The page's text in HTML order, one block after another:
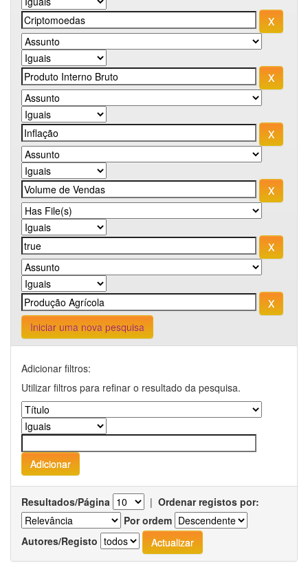
Iniciar uma nova pesquisa
Adicionar filtros:
Utilizar filtros para refinar o resultado da pesquisa.
Resultados/Página | Ordenar registos por:
Por ordem
Autores/Registo